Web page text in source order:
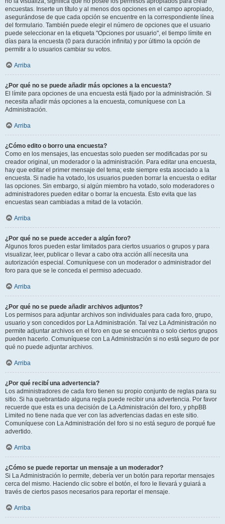
encuestas. Inserte un título y al menos dos opciones en el campo apropiado,
asegurándose de que cada opción se encuentre en la correspondiente línea
del formulario. También puede elegir el número de opciones que el usuario
puede seleccionar en la etiqueta "Opciones por usuario", el tiempo límite en
días para la encuesta (0 para duración infinita) y por último la opción de
permitir a lo usuarios cambiar su votos.
Arriba
¿Por qué no se puede añadir más opciones a la encuesta?
El límite para opciones de una encuesta está fijado por la administración. Si
necesita añadir más opciones a la encuesta, comuníquese con La
Administración.
Arriba
¿Cómo edito o borro una encuesta?
Como en los mensajes, las encuestas solo pueden ser modificadas por su
creador original, un moderador o la administración. Para editar una encuesta,
hay que editar el primer mensaje del tema; este siempre esta asociado a la
encuesta. Si nadie ha votado, los usuarios pueden borrar la encuesta o editar
las opciones. Sin embargo, si algún miembro ha votado, solo moderadores o
administradores pueden editar o borrar la encuesta. Esto evita que las
encuestas sean cambiadas a mitad de la votación.
Arriba
¿Por qué no se puede acceder a algún foro?
Algunos foros pueden estar limitados para ciertos usuarios o grupos y para
visualizar, leer, publicar o llevar a cabo otra acción allí necesita una
autorización especial. Comuníquese con un moderador o administrador del
foro para que se le conceda el permiso adecuado.
Arriba
¿Por qué no se puede añadir archivos adjuntos?
Los permisos para adjuntar archivos son individuales para cada foro, grupo,
usuario y son concedidos por La Administración. Tal vez La Administración no
permite adjuntar archivos en el foro en que se encuentra o solo ciertos grupos
pueden hacerlo. Comuníquese con La Administración si no está seguro de por
qué no puede adjuntar archivos.
Arriba
¿Por qué recibí una advertencia?
Los administradores de cada foro tienen su propio conjunto de reglas para su
sitio. Si ha quebrantado alguna regla puede recibir una advertencia. Por favor
recuerde que esta es una decisión de La Administración del foro, y phpBB
Limited no tiene nada que ver con las advertencias dadas en este sitio.
Comuníquese con La Administración del foro si no está seguro de porqué fue
advertido.
Arriba
¿Cómo se puede reportar un mensaje a un moderador?
Si La Administración lo permite, debería ver un botón para reportar mensajes
cerca del mismo. Haciendo clic sobre el botón, el foro le llevará y guiará a
través de ciertos pasos necesarios para reportar el mensaje.
Arriba